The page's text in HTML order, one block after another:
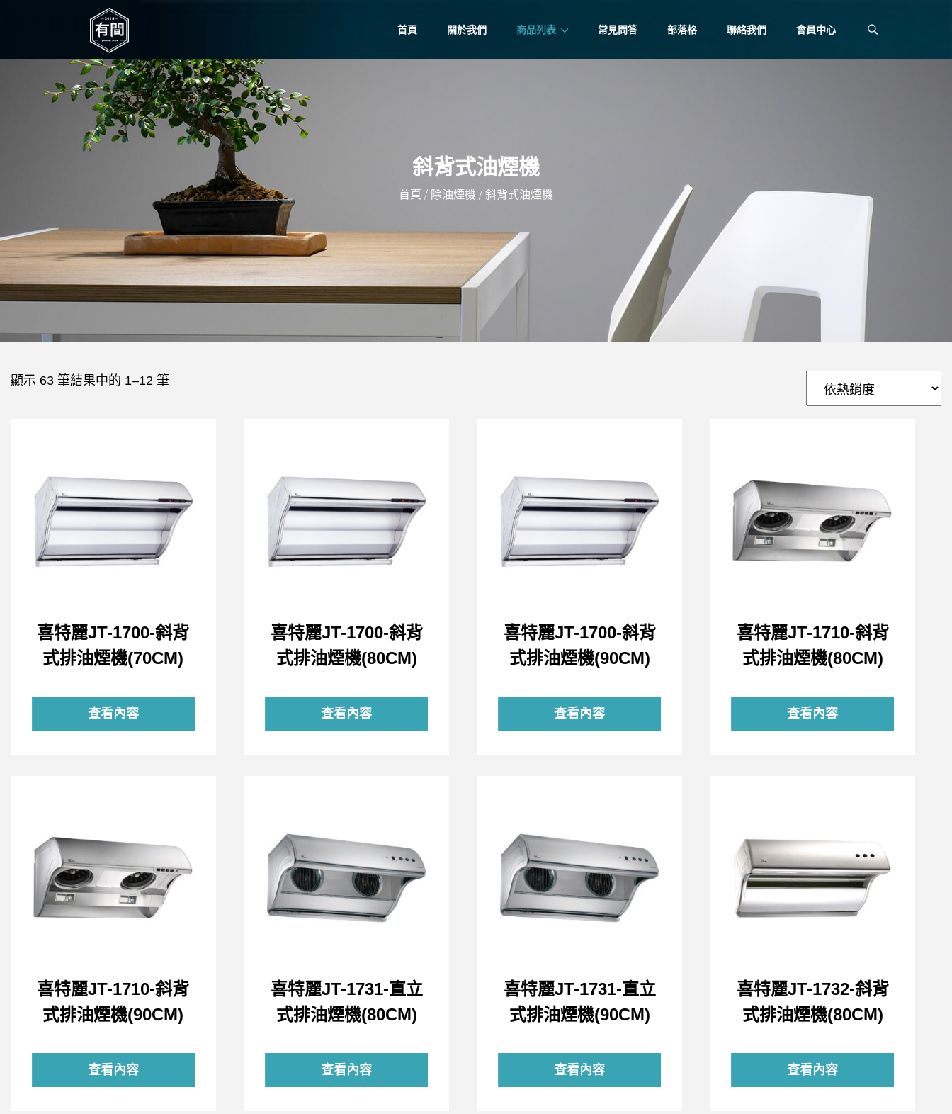
首頁 關於我們 商品列表 常見問答 部落格 聯絡我們 會員中心
斜背式油煙機
首頁 / 除油煙機 / 斜背式油煙機
顯示 63 筆結果中的 1–12 筆
喜特麗JT-1700-斜背
式排油煙機(70CM)
查看內容
喜特麗JT-1700-斜背
式排油煙機(80CM)
查看內容
喜特麗JT-1700-斜背
式排油煙機(90CM)
查看內容
喜特麗JT-1710-斜背
式排油煙機(80CM)
查看內容
喜特麗JT-1710-斜背
式排油煙機(90CM)
查看內容
喜特麗JT-1731-直立
式排油煙機(80CM)
查看內容
喜特麗JT-1731-直立
式排油煙機(90CM)
查看內容
喜特麗JT-1732-斜背
式排油煙機(80CM)
查看內容